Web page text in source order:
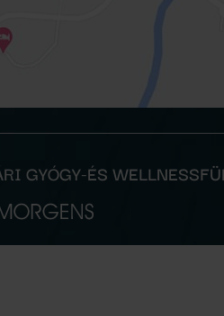
GYÓGY-ÉS